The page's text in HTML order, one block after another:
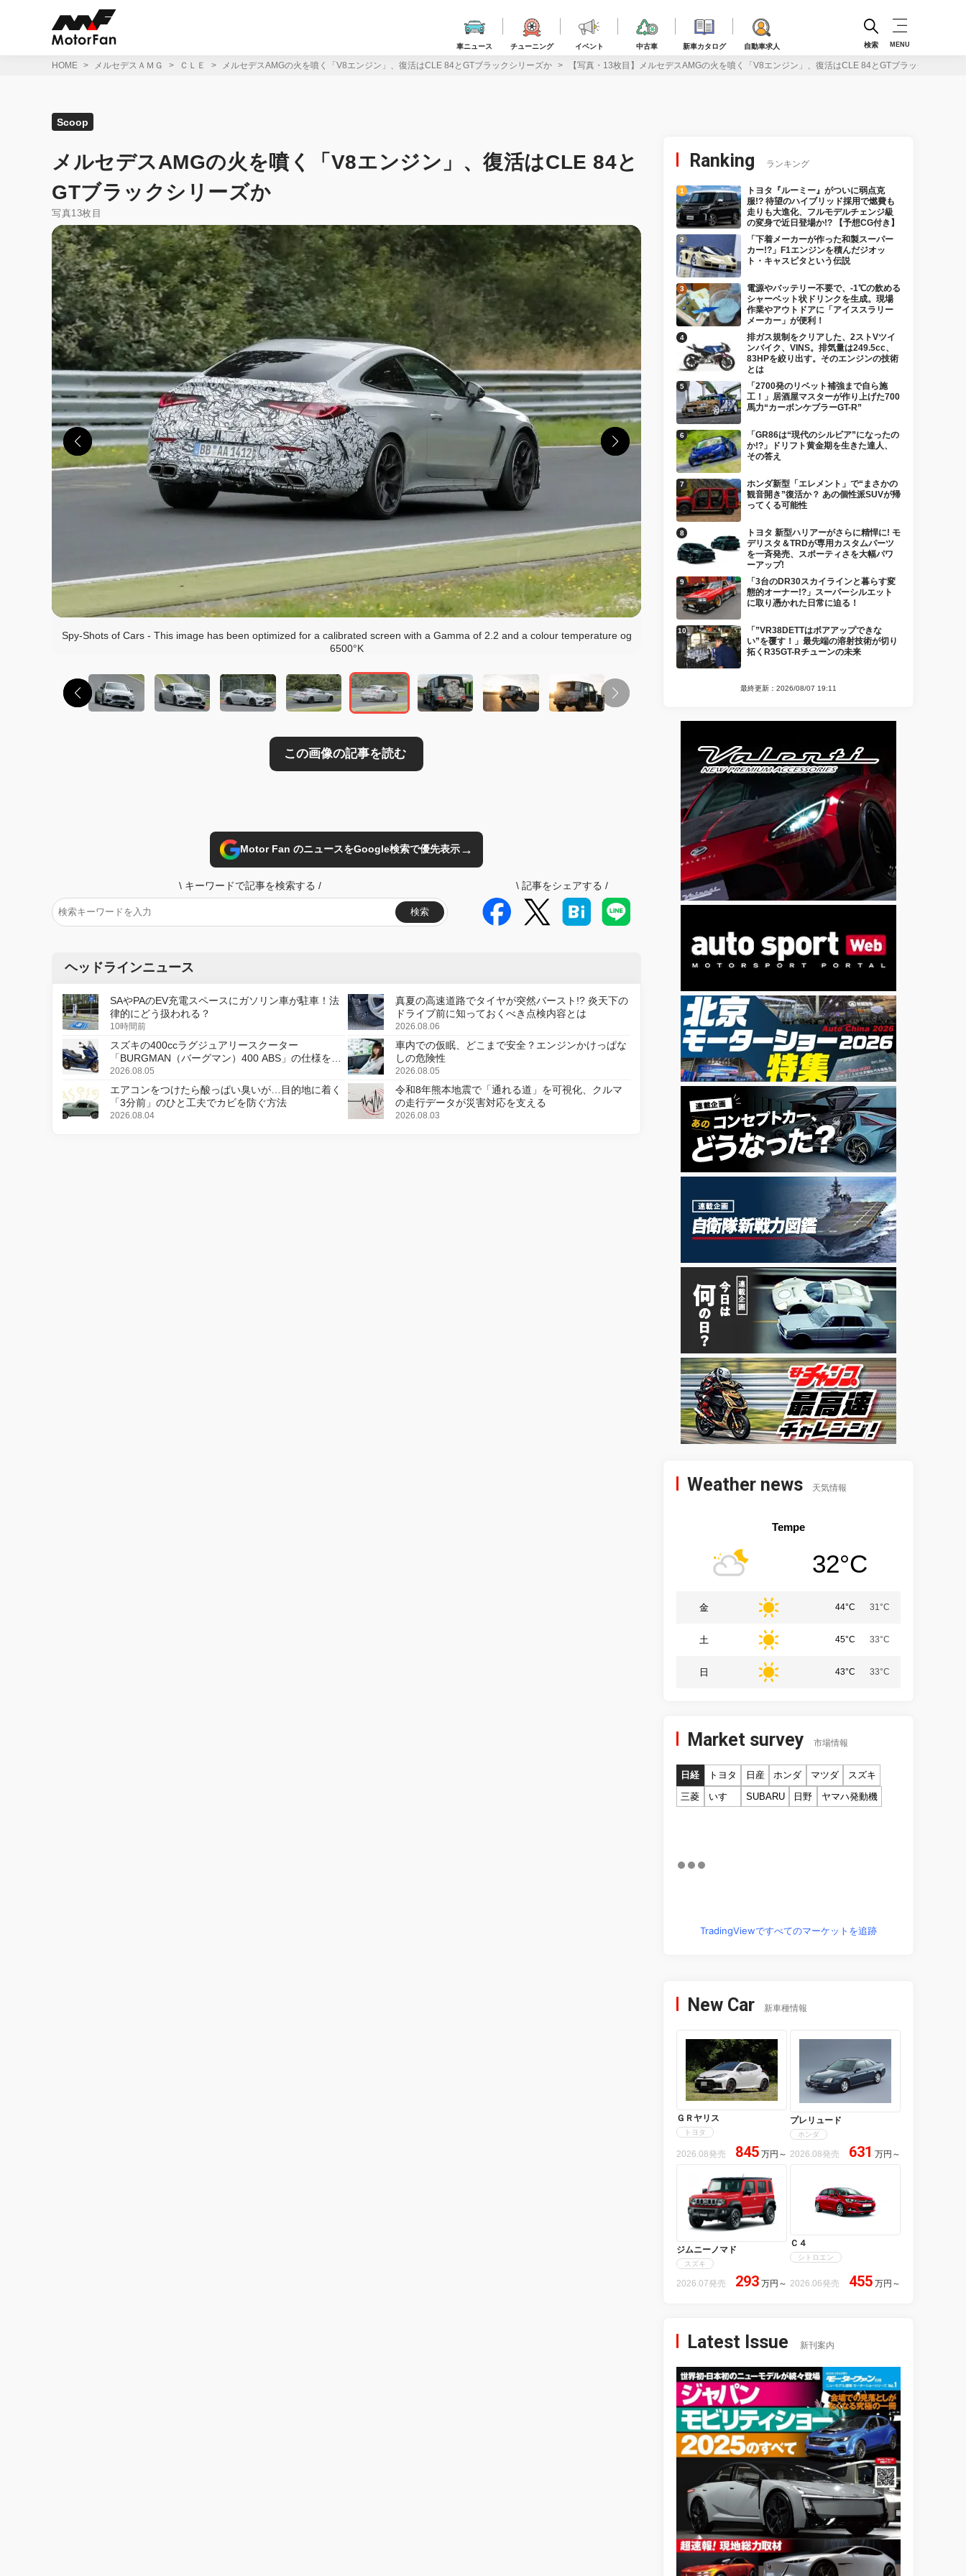
車ニュース チューニング イベント 中古車 新車カタログ 自動車求人 検索 MENU
HOME メルセデスＡＭＧ ＣＬＥ メルセデスAMGの火を噴く「V8エンジン」、復活はCLE 84とGTブラックシリーズか 【写真・13枚目】メルセデスAMGの火を噴く「V8エンジン」、復活はCLE 84とGTブラックシリーズ
Scoop
メルセデスAMGの火を噴く「V8エンジン」、復活はCLE 84と
GTブラックシリーズか
写真13枚目
Spy-Shots of Cars - This image has been optimized for a calibrated screen with a Gamma of 2.2 and a colour temperature og
6500°K
Motor Fan のニュースをGoogle検索で優先表示→
\ キーワードで記事を検索する /
検索
\ 記事をシェアする /
ヘッドラインニュース
SAやPAのEV充電スペースにガソリン車が駐車！法
律的にどう扱われる？
10時間前
真夏の高速道路でタイヤが突然バースト!? 炎天下の
ドライブ前に知っておくべき点検内容とは
2026.08.06
スズキの400ccラグジュアリースクーター
「BURGMAN（バーグマン）400 ABS」の仕様を変
更し、8月18日に発売
2026.08.05
車内での仮眠、どこまで安全？エンジンかけっぱな
しの危険性
2026.08.05
エアコンをつけたら酸っぱい臭いが…目的地に着く
「3分前」のひと工夫でカビを防ぐ方法
2026.08.04
令和8年熊本地震で「通れる道」を可視化、クルマ
の走行データが災害対応を支える
2026.08.03
Ranking ランキング
トヨタ『ルーミー』がついに弱点克
服!? 待望のハイブリッド採用で燃費も
走りも大進化、フルモデルチェンジ級
の変身で近日登場か!? 【予想CG付き】
「下着メーカーが作った和製スーパー
カー!?」F1エンジンを積んだジオッ
ト・キャスピタという伝説
電源やバッテリー不要で、-1℃の飲める
シャーベット状ドリンクを生成。現場
作業やアウトドアに「アイススラリー
メーカー」が便利！
排ガス規制をクリアした、2ストVツイ
ンバイク、VINS。排気量は249.5cc、
83HPを絞り出す。そのエンジンの技術
とは
「2700発のリベット補強まで自ら施
工！」居酒屋マスターが作り上げた700
馬力“カーボンケブラーGT-R”
「GR86は“現代のシルビア”になったの
か!?」ドリフト黄金期を生きた達人、
その答え
ホンダ新型「エレメント」で“まさかの
観音開き”復活か？ あの個性派SUVが帰
ってくる可能性
トヨタ 新型ハリアーがさらに精悍に! モ
デリスタ＆TRDが専用カスタムパーツ
を一斉発売、スポーティさを大幅パワ
ーアップ!
「3台のDR30スカイラインと暮らす変
態的オーナー!?」スーパーシルエット
に取り憑かれた日常に迫る！
「”VR38DETTはボアアップできな
い”を覆す！」最先端の溶射技術が切り
拓くR35GT-Rチューンの未来
最終更新：2026/08/07 19:11
Weather news 天気情報
Tempe
32°C
金 44°C 31°C
土 45°C 33°C
日 43°C 33°C
Market survey 市場情報
日経 トヨタ 日産 ホンダ マツダ
スズキ
三菱
いすゞ SUBARU 日野 ヤマハ発動機
TradingViewですべてのマーケットを追跡
New Car 新車種情報
ＧＲヤリス
トヨタ
2026.08発売 845 万円 ～
プレリュード
ホンダ
2026.08発売 631 万円 ～
ジムニーノマド
スズキ
2026.07発売 293 万円 ～
Ｃ４
シトロエン
2026.06発売 455 万円 ～
Latest Issue 新刊案内